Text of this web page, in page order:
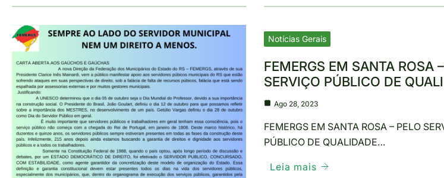
Notícias Gerais
FEMERGS EM SANTA ROSA
SERVIÇO PÚBLICO DE
Ago 28, 2023
FEMERGS EM SANTA ROSA – PELO
PÚBLICO DE QUALIDADE…
Leia mais